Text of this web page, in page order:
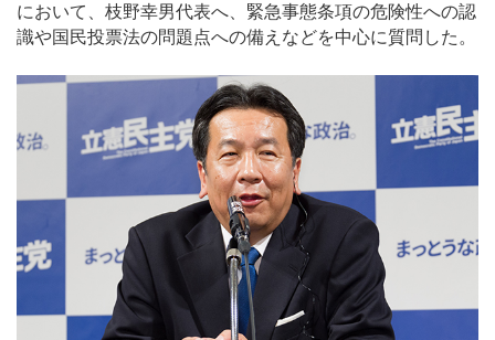
において、枝野幸男代表へ、緊急事態条項の危険性への認
識や国民投票法の問題点への備えなどを中心に質問した。